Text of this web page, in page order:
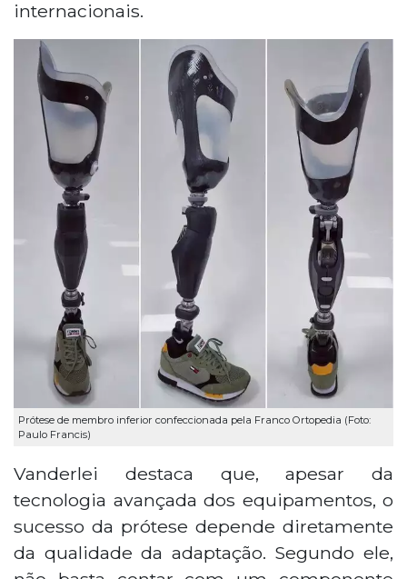
internacionais.
Prótese de membro inferior confeccionada pela Franco Ortopedia (Foto:
Paulo Francis)
Vanderlei destaca que, apesar da
tecnologia avançada dos equipamentos, o
sucesso da prótese depende diretamente
da qualidade da adaptação. Segundo ele,